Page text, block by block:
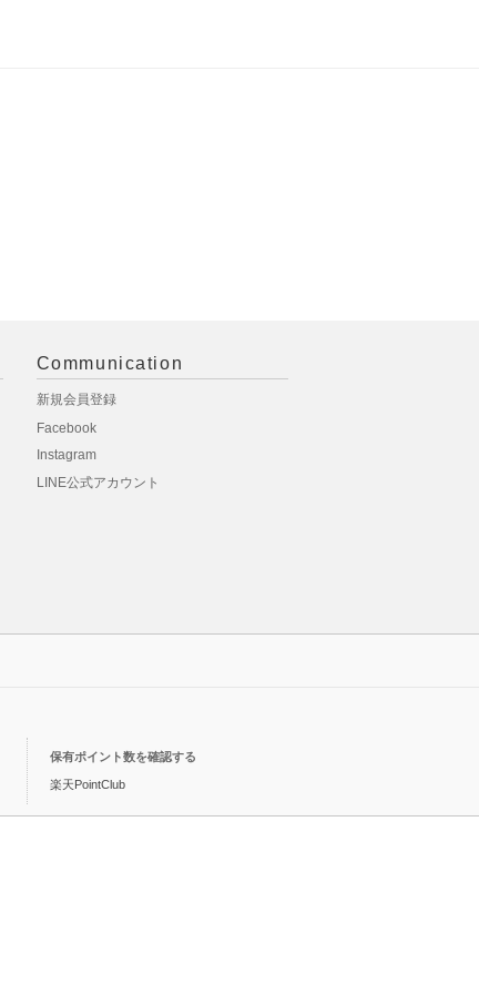
Communication
新規会員登録
Facebook
Instagram
LINE公式アカウント
保有ポイント数を確認する
楽天PointClub